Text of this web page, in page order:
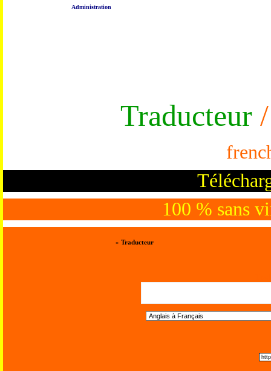
Administration
Traducteur
100 % sans
» Traducteur